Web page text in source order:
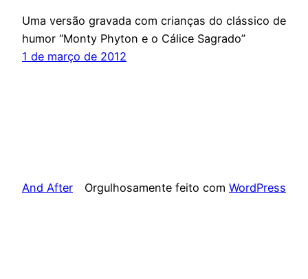
Uma versão gravada com crianças do clássico de
humor “Monty Phyton e o Cálice Sagrado”
1 de março de 2012
And After Orgulhosamente feito com WordPress